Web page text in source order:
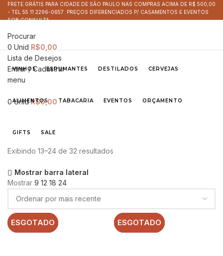
FRETE GRÁTIS PARA CIDADE DE SÃO PAULO NAS COMPRAS ACIMA DE R$ 500,00
- TEL 55 11 2296-0657 PREÇOS DIFERENCIADOS P/ CASAMENTOS E EVENTOS
SOB CONSULTA
Procurar
0 Unid R$0,00
Lista de Desejos
Entrar / Cadastrar
menu
0Unid R$0,00
VINHOS ESPUMANTES DESTILADOS CERVEJAS
ALIMENTOS TABACARIA EVENTOS ORÇAMENTO
GIFTS SALE
Exibindo 13–24 de 32 resultados
Mostrar barra lateral
Mostrar 9 12 18 24
ESGOTADO
ESGOTADO ESGOTADO
ESGOTADO
ESGOTADO ESGOTADO
ESGOTADO
ESGOTADO